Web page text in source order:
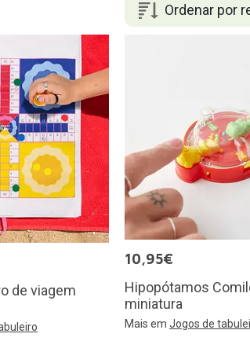
Ordenar por
de viagem
10,95€
Hipopótamos
miniatura
Mais em Jogos de